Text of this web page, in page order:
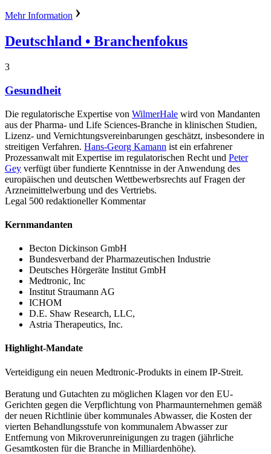
Mehr Information
Deutschland • Branchenfokus
3
Gesundheit
Die regulatorische Expertise von WilmerHale wird von Mandanten
aus der Pharma- und Life Sciences-Branche in klinischen Studien,
Lizenz- und Vernichtungsvereinbarungen geschätzt, insbesondere in
streitigen Verfahren. Hans-Georg Kamann ist ein erfahrener
Prozessanwalt mit Expertise im regulatorischen Recht und Peter
Gey verfügt über fundierte Kenntnisse in der Anwendung des
europäischen und deutschen Wettbewerbsrechts auf Fragen der
Arzneimittelwerbung und des Vertriebs.
Legal 500 redaktioneller Kommentar
Kernmandanten
Becton Dickinson GmbH
Bundesverband der Pharmazeutischen Industrie
Deutsches Hörgeräte Institut GmbH
Medtronic, Inc
Institut Straumann AG
ICHOM
D.E. Shaw Research, LLC,
Astria Therapeutics, Inc.
Highlight-Mandate
Verteidigung ein neuen Medtronic-Produkts in einem IP-Streit.
Beratung und Gutachten zu möglichen Klagen vor den EU-
Gerichten gegen die Verpflichtung von Pharmaunternehmen gemäß
der neuen Richtlinie über kommunales Abwasser, die Kosten der
vierten Behandlungsstufe von kommunalem Abwasser zur
Entfernung von Mikroverunreinigungen zu tragen (jährliche
Gesamtkosten für die Branche in Milliardenhöhe).